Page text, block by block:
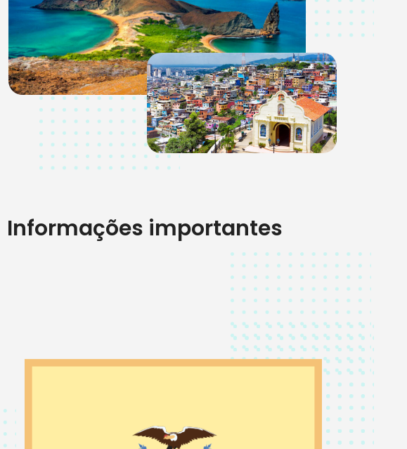
Informações importantes